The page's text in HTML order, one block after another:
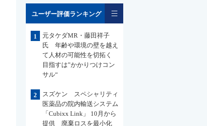
ユーザー評価ランキング
1
元タケダMR・藤田祥子
氏 年齢や環境の壁を越え
て人材の可能性を切拓く
目指すは”かかりつけコン
サル“
2
スズケン スペシャリティ
医薬品の院内輸送システム
「Cubixx Link」 10月から
提供 廃棄ロスを最小化